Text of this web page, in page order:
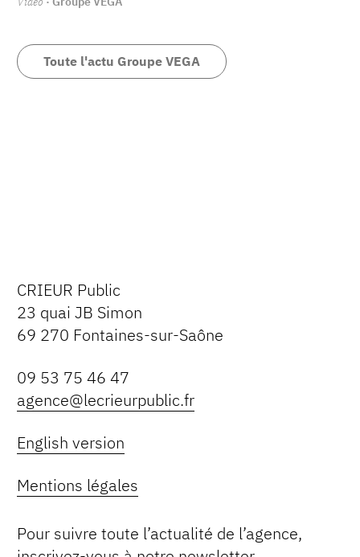
Toute l'actu Groupe VEGA
CRIEUR Public
23 quai JB Simon
69 270 Fontaines-sur-Saône
09 53 75 46 47
agence@lecrieurpublic.fr
English version
Mentions légales
Pour suivre toute l’actualité de l’agence,